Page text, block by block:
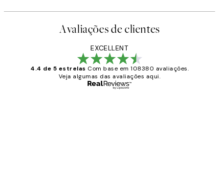
Avaliações de clientes
EXCELLENT
4.4 de 5 estrelas Com base em 108380 avaliações.
Veja algumas das avaliações aqui.